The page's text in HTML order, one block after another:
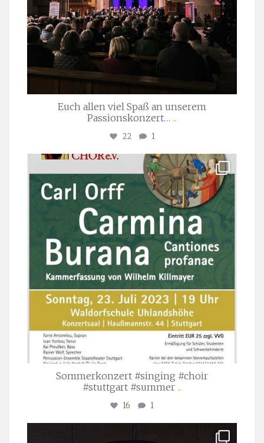
Euch allen viel Spaß an unserem
Passionskonzert… ...
22 1
stuttgarter_oratorienchor
Juli 22
Sommerkonzert #singing #choir
#stuttgart #summer ...
16 1